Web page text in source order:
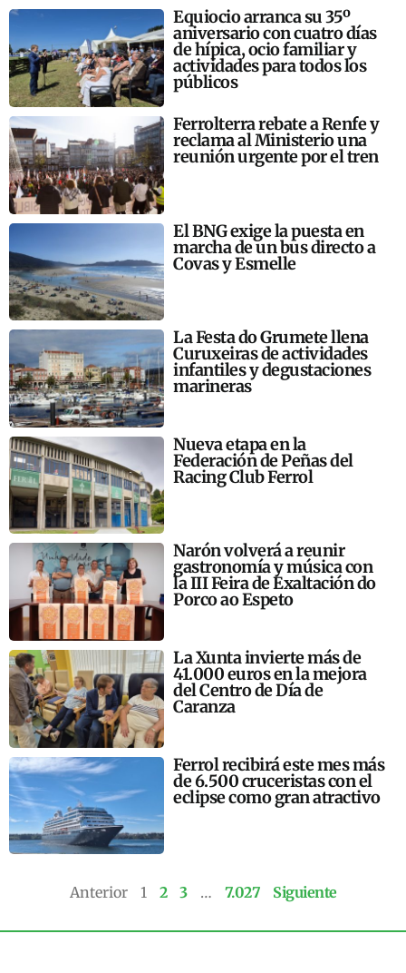
Equiocio arranca su 35º
aniversario con cuatro días
de hípica, ocio familiar y
actividades para todos los
públicos
Ferrolterra rebate a Renfe y
reclama al Ministerio una
reunión urgente por el tren
El BNG exige la puesta en
marcha de un bus directo a
Covas y Esmelle
La Festa do Grumete llena
Curuxeiras de actividades
infantiles y degustaciones
marineras
Nueva etapa en la
Federación de Peñas del
Racing Club Ferrol
Narón volverá a reunir
gastronomía y música con
la III Feira de Exaltación do
Porco ao Espeto
La Xunta invierte más de
41.000 euros en la mejora
del Centro de Día de
Caranza
Ferrol recibirá este mes más
de 6.500 cruceristas con el
eclipse como gran atractivo
Anterior 1 2 3 … 7.027 Siguiente